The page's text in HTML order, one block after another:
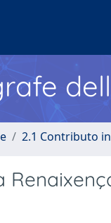
2.1 Contributo